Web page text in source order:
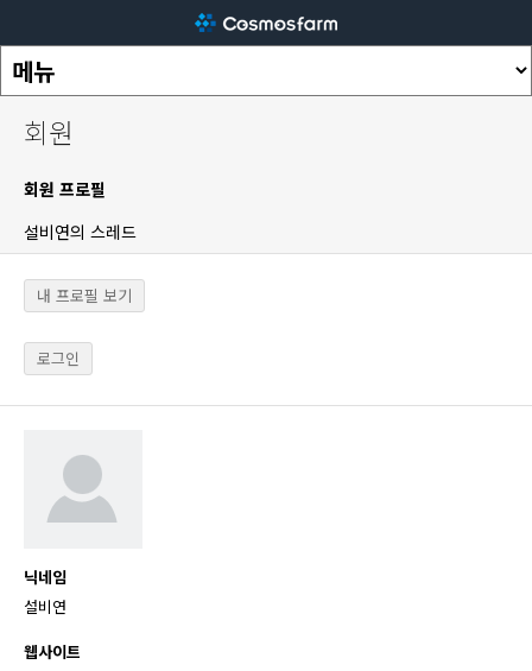
회원
회원 프로필
설비연의 스레드
내 프로필 보기
로그인
닉네임
설비연
웹사이트